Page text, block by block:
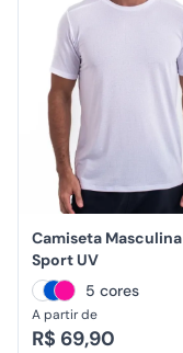
Camiseta Masculina
Sport UV
5 cores
A partir de
R$ 69,90